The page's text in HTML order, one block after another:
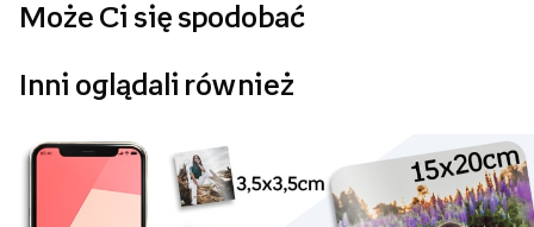
Może Ci się spodobać
Inni oglądali również